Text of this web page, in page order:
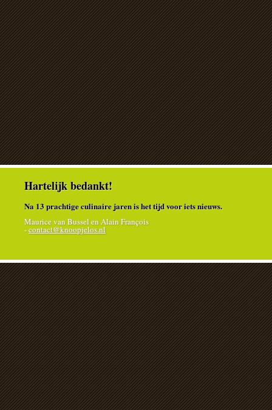
Hartelijk bedankt!
Na 13 prachtige culinaire jaren is het tijd voor iets nieuws.
Maurice van Bussel en Alain François
-contact@knoopjelos.nl